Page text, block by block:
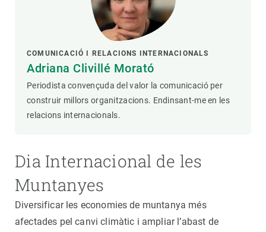
COMUNICACIÓ I RELACIONS INTERNACIONALS
Adriana Clivillé Morató
Periodista convençuda del valor la comunicació per
construir millors organitzacions. Endinsant-me en les
relacions internacionals.
Dia Internacional de les
Muntanyes
Diversificar les economies de muntanya més
afectades pel canvi climàtic i ampliar l’abast de